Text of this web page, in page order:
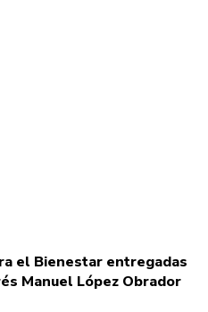
el Bienestar entregadas
Manuel López Obrador